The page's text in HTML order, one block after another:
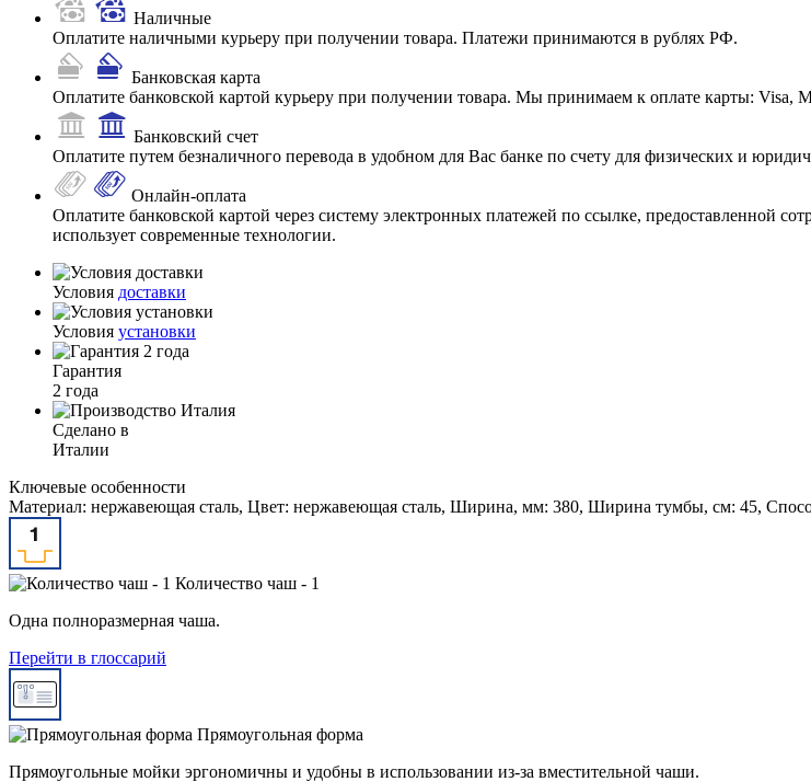
Наличные
Оплатите наличными курьеру при получении товара. Платежи принимаются в рублях РФ.
Банковская карта
Оплатите банковской картой курьеру при получении товара. Мы принимаем к оплате карты: Visa,
Банковский счет
Оплатите путем безналичного перевода в удобном для Вас банке по счету для физических и
Онлайн-оплата
Оплатите банковской картой через систему электронных платежей по ссылке, предоставленной
использует современные технологии.
Условия доставки
Условия установки
Гарантия
2 года
Сделано в
Италии
Ключевые особенности
Материал: нержавеющая сталь, Цвет: нержавеющая сталь, Ширина, мм: 380, Ширина тумбы, см: 45,
Количество чаш - 1
Одна полноразмерная чаша.
Перейти в глоссарий
Прямоугольная форма
Прямоугольные мойки эргономичны и удобны в использовании из-за вместительной чаши.